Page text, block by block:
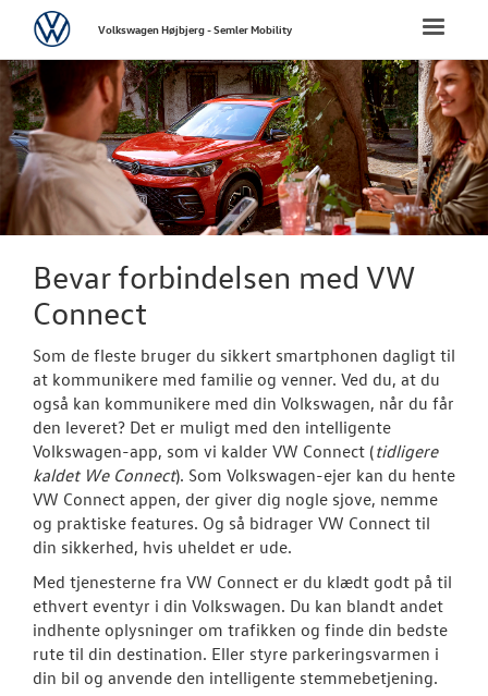
FORSIDE
NYE
NYE VAREBILER
BRUGTE BILER
Bestil tid på
Koncepter og
Volkswagen
Service 5+ til
Service 5+
Toggle
VolkswagenVolkswagen Højbjerg - Semler Mobility
Bevar forbindelsen med VW
Connect
Som de fleste bruger du sikkert smartphonen dagligt til
at kommunikere med familie og venner. Ved du, at du
også kan kommunikere med din Volkswagen, når du får
den leveret? Det er muligt med den intelligente
Volkswagen-app, som vi kalder VW Connect (tidligere
kaldet We Connect). Som Volkswagen-ejer kan du hente
VW Connect appen, der giver dig nogle sjove, nemme
og praktiske features. Og så bidrager VW Connect til
din sikkerhed, hvis uheldet er ude.
Med tjenesterne fra VW Connect er du klædt godt på til
ethvert eventyr i din Volkswagen. Du kan blandt andet
indhente oplysninger om trafikken og finde din bedste
rute til din destination. Eller styre parkeringsvarmen i
din bil og anvende den intelligente stemmebetjening.